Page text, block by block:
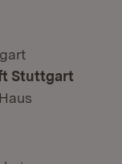
Stuttgart
Haus